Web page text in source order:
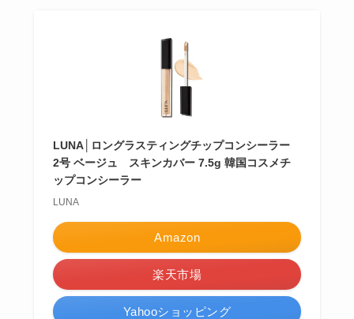
LUNA│ロングラスティングチップコンシーラー
2号 ベージュ スキンカバー 7.5g 韓国コスメチ
ップコンシーラー
LUNA
Amazon
楽天市場
Yahooショッピング